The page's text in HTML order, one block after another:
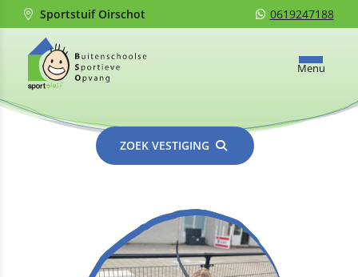
Sportstuif Oirschot 0619247188
Menu
ZOEK VESTIGING